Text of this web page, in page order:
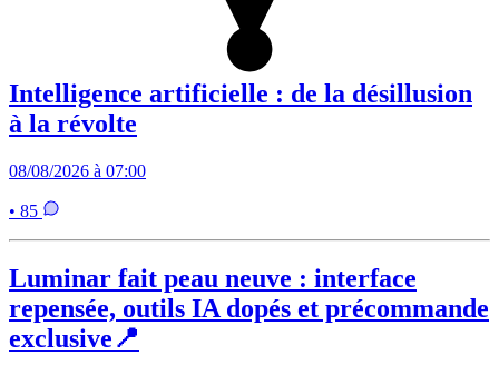
Intelligence artificielle : de la désillusion
à la révolte
08/08/2026 à 07:00
• 85
Luminar fait peau neuve : interface
repensée, outils IA dopés et précommande
exclusive📍